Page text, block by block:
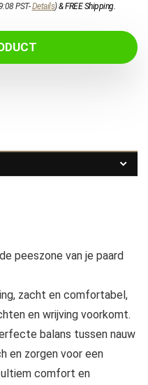
PST-Details)&FREE Shipping.
peeszone van je paard
zacht en comfortabel,
en wrijving voorkomt.
balans tussen nauw
en zorgen voor een
comfort en